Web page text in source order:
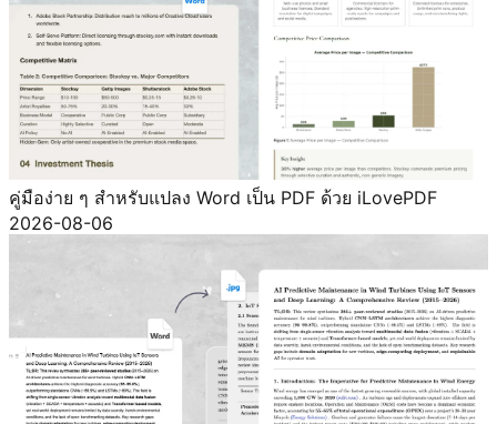
คู่มือง่าย ๆ สำหรับแปลง Word เป็น PDF ด้วย iLovePDF
2026-08-06